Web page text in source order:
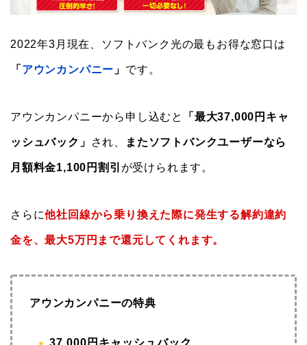
2022年3月現在、ソフトバンク光の最もお得な窓口は
「 アウンカンパニー 」 です。
アウンカンパニーから申し込むと 「最大37,000円キャ
ッシュバック」 され、 またソフトバンクユーザーなら
月額料金1,100円割引 が受けられます。
さらに他社回線から乗り換えた際に発生する解約違約
金を、最大5万円まで還元してくれます。
アウンカンパニーの特典
37,000円キャッシュバック